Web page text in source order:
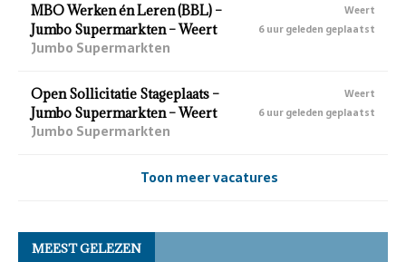
MBO Werken én Leren (BBL) –
Jumbo Supermarkten – Weert
Jumbo Supermarkten
Weert
6 uur geleden geplaatst
Open Sollicitatie Stageplaats –
Jumbo Supermarkten – Weert
Jumbo Supermarkten
Weert
6 uur geleden geplaatst
Toon meer vacatures
MEEST GELEZEN